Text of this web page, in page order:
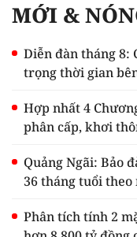
MỚI &
Diễn đàn tháng 8:
trọng thời gian
Hợp nhất 4
phân cấp, khơi
Quảng Ngãi: Bảo
36 tháng tuổi
Phân tích tính 2